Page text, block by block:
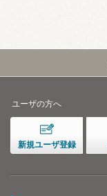
ユーザの方へ
新規ユーザ登録